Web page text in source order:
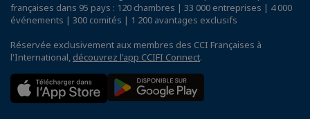
françaises dans 95 pays : 120 chambres | 33 000 entreprises | 4 000
événements | 300 comités | 1 200 avantages exclusifs
Réservée exclusivement aux membres des CCI Françaises à
l'International, découvrez l'app CCIFI Connect.